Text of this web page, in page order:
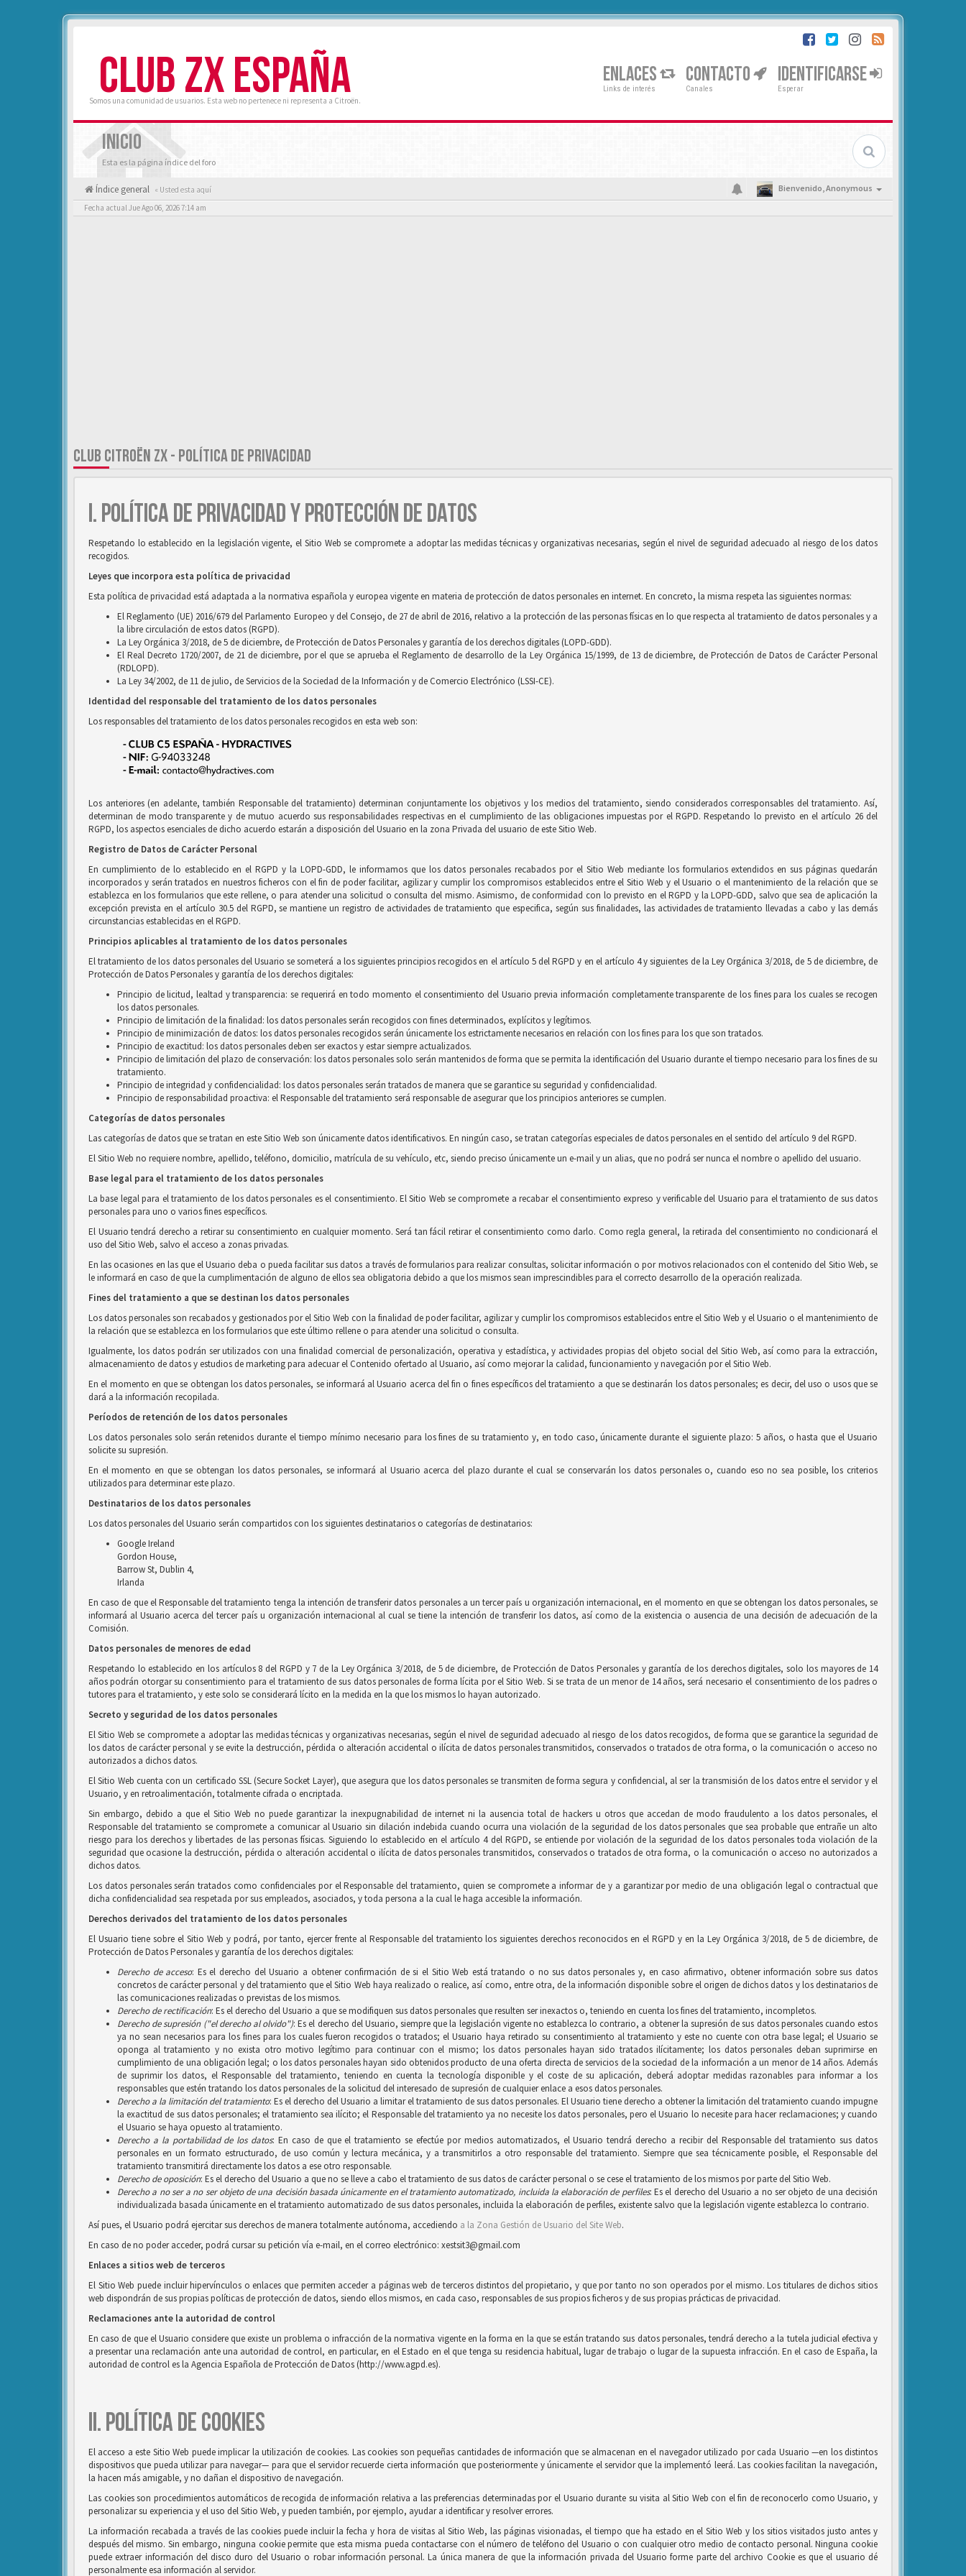
CLUB ZX ESPAÑA
Somos una comunidad de usuarios. Esta web no pertenece ni representa a Citroën.
ENLACES
Links de interés
CONTACTO
Canales
IDENTIFICARSE
Esperar
INICIO
Esta es la página índice del foro
Índice general « Usted esta aquí Bienvenido,Anonymous
Fecha actual Jue Ago 06, 2026 7:14 am
CLUB CITROËN ZX - POLÍTICA DE PRIVACIDAD
I. POLÍTICA DE PRIVACIDAD Y PROTECCIÓN DE DATOS
Respetando lo establecido en la legislación vigente, el Sitio Web se compromete a adoptar las medidas técnicas y organizativas necesarias, según el nivel de seguridad adecuado al riesgo de los datos
recogidos.
Leyes que incorpora esta política de privacidad
Esta política de privacidad está adaptada a la normativa española y europea vigente en materia de protección de datos personales en internet. En concreto, la misma respeta las siguientes normas:
El Reglamento (UE) 2016/679 del Parlamento Europeo y del Consejo, de 27 de abril de 2016, relativo a la protección de las personas físicas en lo que respecta al tratamiento de datos personales y a
la libre circulación de estos datos (RGPD).
La Ley Orgánica 3/2018, de 5 de diciembre, de Protección de Datos Personales y garantía de los derechos digitales (LOPD-GDD).
El Real Decreto 1720/2007, de 21 de diciembre, por el que se aprueba el Reglamento de desarrollo de la Ley Orgánica 15/1999, de 13 de diciembre, de Protección de Datos de Carácter Personal
(RDLOPD).
La Ley 34/2002, de 11 de julio, de Servicios de la Sociedad de la Información y de Comercio Electrónico (LSSI-CE).
Identidad del responsable del tratamiento de los datos personales
Los responsables del tratamiento de los datos personales recogidos en esta web son:
Los anteriores (en adelante, también Responsable del tratamiento) determinan conjuntamente los objetivos y los medios del tratamiento, siendo considerados corresponsables del tratamiento. Así,
determinan de modo transparente y de mutuo acuerdo sus responsabilidades respectivas en el cumplimiento de las obligaciones impuestas por el RGPD. Respetando lo previsto en el artículo 26 del
RGPD, los aspectos esenciales de dicho acuerdo estarán a disposición del Usuario en la zona Privada del usuario de este Sitio Web.
Registro de Datos de Carácter Personal
En cumplimiento de lo establecido en el RGPD y la LOPD-GDD, le informamos que los datos personales recabados por el Sitio Web mediante los formularios extendidos en sus páginas quedarán
incorporados y serán tratados en nuestros ficheros con el fin de poder facilitar, agilizar y cumplir los compromisos establecidos entre el Sitio Web y el Usuario o el mantenimiento de la relación que se
establezca en los formularios que este rellene, o para atender una solicitud o consulta del mismo. Asimismo, de conformidad con lo previsto en el RGPD y la LOPD-GDD, salvo que sea de aplicación la
excepción prevista en el artículo 30.5 del RGPD, se mantiene un registro de actividades de tratamiento que especifica, según sus finalidades, las actividades de tratamiento llevadas a cabo y las demás
circunstancias establecidas en el RGPD.
Principios aplicables al tratamiento de los datos personales
El tratamiento de los datos personales del Usuario se someterá a los siguientes principios recogidos en el artículo 5 del RGPD y en el artículo 4 y siguientes de la Ley Orgánica 3/2018, de 5 de diciembre, de
Protección de Datos Personales y garantía de los derechos digitales:
Principio de licitud, lealtad y transparencia: se requerirá en todo momento el consentimiento del Usuario previa información completamente transparente de los fines para los cuales se recogen
los datos personales.
Principio de limitación de la finalidad: los datos personales serán recogidos con fines determinados, explícitos y legítimos.
Principio de minimización de datos: los datos personales recogidos serán únicamente los estrictamente necesarios en relación con los fines para los que son tratados.
Principio de exactitud: los datos personales deben ser exactos y estar siempre actualizados.
Principio de limitación del plazo de conservación: los datos personales solo serán mantenidos de forma que se permita la identificación del Usuario durante el tiempo necesario para los fines de su
tratamiento.
Principio de integridad y confidencialidad: los datos personales serán tratados de manera que se garantice su seguridad y confidencialidad.
Principio de responsabilidad proactiva: el Responsable del tratamiento será responsable de asegurar que los principios anteriores se cumplen.
Categorías de datos personales
Las categorías de datos que se tratan en este Sitio Web son únicamente datos identificativos. En ningún caso, se tratan categorías especiales de datos personales en el sentido del artículo 9 del RGPD.
El Sitio Web no requiere nombre, apellido, teléfono, domicilio, matrícula de su vehículo, etc, siendo preciso únicamente un e-mail y un alias, que no podrá ser nunca el nombre o apellido del usuario.
Base legal para el tratamiento de los datos personales
La base legal para el tratamiento de los datos personales es el consentimiento. El Sitio Web se compromete a recabar el consentimiento expreso y verificable del Usuario para el tratamiento de sus datos
personales para uno o varios fines específicos.
El Usuario tendrá derecho a retirar su consentimiento en cualquier momento. Será tan fácil retirar el consentimiento como darlo. Como regla general, la retirada del consentimiento no condicionará el
uso del Sitio Web, salvo el acceso a zonas privadas.
En las ocasiones en las que el Usuario deba o pueda facilitar sus datos a través de formularios para realizar consultas, solicitar información o por motivos relacionados con el contenido del Sitio Web, se
le informará en caso de que la cumplimentación de alguno de ellos sea obligatoria debido a que los mismos sean imprescindibles para el correcto desarrollo de la operación realizada.
Fines del tratamiento a que se destinan los datos personales
Los datos personales son recabados y gestionados por el Sitio Web con la finalidad de poder facilitar, agilizar y cumplir los compromisos establecidos entre el Sitio Web y el Usuario o el mantenimiento de
la relación que se establezca en los formularios que este último rellene o para atender una solicitud o consulta.
Igualmente, los datos podrán ser utilizados con una finalidad comercial de personalización, operativa y estadística, y actividades propias del objeto social del Sitio Web, así como para la extracción,
almacenamiento de datos y estudios de marketing para adecuar el Contenido ofertado al Usuario, así como mejorar la calidad, funcionamiento y navegación por el Sitio Web.
En el momento en que se obtengan los datos personales, se informará al Usuario acerca del fin o fines específicos del tratamiento a que se destinarán los datos personales; es decir, del uso o usos que se
dará a la información recopilada.
Períodos de retención de los datos personales
Los datos personales solo serán retenidos durante el tiempo mínimo necesario para los fines de su tratamiento y, en todo caso, únicamente durante el siguiente plazo: 5 años, o hasta que el Usuario
solicite su supresión.
En el momento en que se obtengan los datos personales, se informará al Usuario acerca del plazo durante el cual se conservarán los datos personales o, cuando eso no sea posible, los criterios
utilizados para determinar este plazo.
Destinatarios de los datos personales
Los datos personales del Usuario serán compartidos con los siguientes destinatarios o categorías de destinatarios:
Google Ireland
Gordon House,
Barrow St, Dublin 4,
Irlanda
En caso de que el Responsable del tratamiento tenga la intención de transferir datos personales a un tercer país u organización internacional, en el momento en que se obtengan los datos personales, se
informará al Usuario acerca del tercer país u organización internacional al cual se tiene la intención de transferir los datos, así como de la existencia o ausencia de una decisión de adecuación de la
Comisión.
Datos personales de menores de edad
Respetando lo establecido en los artículos 8 del RGPD y 7 de la Ley Orgánica 3/2018, de 5 de diciembre, de Protección de Datos Personales y garantía de los derechos digitales, solo los mayores de 14
años podrán otorgar su consentimiento para el tratamiento de sus datos personales de forma lícita por el Sitio Web. Si se trata de un menor de 14 años, será necesario el consentimiento de los padres o
tutores para el tratamiento, y este solo se considerará lícito en la medida en la que los mismos lo hayan autorizado.
Secreto y seguridad de los datos personales
El Sitio Web se compromete a adoptar las medidas técnicas y organizativas necesarias, según el nivel de seguridad adecuado al riesgo de los datos recogidos, de forma que se garantice la seguridad de
los datos de carácter personal y se evite la destrucción, pérdida o alteración accidental o ilícita de datos personales transmitidos, conservados o tratados de otra forma, o la comunicación o acceso no
autorizados a dichos datos.
El Sitio Web cuenta con un certificado SSL (Secure Socket Layer), que asegura que los datos personales se transmiten de forma segura y confidencial, al ser la transmisión de los datos entre el servidor y el
Usuario, y en retroalimentación, totalmente cifrada o encriptada.
Sin embargo, debido a que el Sitio Web no puede garantizar la inexpugnabilidad de internet ni la ausencia total de hackers u otros que accedan de modo fraudulento a los datos personales, el
Responsable del tratamiento se compromete a comunicar al Usuario sin dilación indebida cuando ocurra una violación de la seguridad de los datos personales que sea probable que entrañe un alto
riesgo para los derechos y libertades de las personas físicas. Siguiendo lo establecido en el artículo 4 del RGPD, se entiende por violación de la seguridad de los datos personales toda violación de la
seguridad que ocasione la destrucción, pérdida o alteración accidental o ilícita de datos personales transmitidos, conservados o tratados de otra forma, o la comunicación o acceso no autorizados a
dichos datos.
Los datos personales serán tratados como confidenciales por el Responsable del tratamiento, quien se compromete a informar de y a garantizar por medio de una obligación legal o contractual que
dicha confidencialidad sea respetada por sus empleados, asociados, y toda persona a la cual le haga accesible la información.
Derechos derivados del tratamiento de los datos personales
El Usuario tiene sobre el Sitio Web y podrá, por tanto, ejercer frente al Responsable del tratamiento los siguientes derechos reconocidos en el RGPD y en la Ley Orgánica 3/2018, de 5 de diciembre, de
Protección de Datos Personales y garantía de los derechos digitales:
Derecho de acceso: Es el derecho del Usuario a obtener confirmación de si el Sitio Web está tratando o no sus datos personales y, en caso afirmativo, obtener información sobre sus datos
concretos de carácter personal y del tratamiento que el Sitio Web haya realizado o realice, así como, entre otra, de la información disponible sobre el origen de dichos datos y los destinatarios de
las comunicaciones realizadas o previstas de los mismos.
Derecho de rectificación: Es el derecho del Usuario a que se modifiquen sus datos personales que resulten ser inexactos o, teniendo en cuenta los fines del tratamiento, incompletos.
Derecho de supresión ("el derecho al olvido"): Es el derecho del Usuario, siempre que la legislación vigente no establezca lo contrario, a obtener la supresión de sus datos personales cuando estos
ya no sean necesarios para los fines para los cuales fueron recogidos o tratados; el Usuario haya retirado su consentimiento al tratamiento y este no cuente con otra base legal; el Usuario se
oponga al tratamiento y no exista otro motivo legítimo para continuar con el mismo; los datos personales hayan sido tratados ilícitamente; los datos personales deban suprimirse en
cumplimiento de una obligación legal; o los datos personales hayan sido obtenidos producto de una oferta directa de servicios de la sociedad de la información a un menor de 14 años. Además
de suprimir los datos, el Responsable del tratamiento, teniendo en cuenta la tecnología disponible y el coste de su aplicación, deberá adoptar medidas razonables para informar a los
responsables que estén tratando los datos personales de la solicitud del interesado de supresión de cualquier enlace a esos datos personales.
Derecho a la limitación del tratamiento: Es el derecho del Usuario a limitar el tratamiento de sus datos personales. El Usuario tiene derecho a obtener la limitación del tratamiento cuando impugne
la exactitud de sus datos personales; el tratamiento sea ilícito; el Responsable del tratamiento ya no necesite los datos personales, pero el Usuario lo necesite para hacer reclamaciones; y cuando
el Usuario se haya opuesto al tratamiento.
Derecho a la portabilidad de los datos: En caso de que el tratamiento se efectúe por medios automatizados, el Usuario tendrá derecho a recibir del Responsable del tratamiento sus datos
personales en un formato estructurado, de uso común y lectura mecánica, y a transmitirlos a otro responsable del tratamiento. Siempre que sea técnicamente posible, el Responsable del
tratamiento transmitirá directamente los datos a ese otro responsable.
Derecho de oposición: Es el derecho del Usuario a que no se lleve a cabo el tratamiento de sus datos de carácter personal o se cese el tratamiento de los mismos por parte del Sitio Web.
Derecho a no ser a no ser objeto de una decisión basada únicamente en el tratamiento automatizado, incluida la elaboración de perfiles: Es el derecho del Usuario a no ser objeto de una decisión
individualizada basada únicamente en el tratamiento automatizado de sus datos personales, incluida la elaboración de perfiles, existente salvo que la legislación vigente establezca lo contrario.
Así pues, el Usuario podrá ejercitar sus derechos de manera totalmente autónoma, accediendo a la Zona Gestión de Usuario del Site Web.
En caso de no poder acceder, podrá cursar su petición vía e-mail, en el correo electrónico: xestsit3@gmail.com
Enlaces a sitios web de terceros
El Sitio Web puede incluir hipervínculos o enlaces que permiten acceder a páginas web de terceros distintos del propietario, y que por tanto no son operados por el mismo. Los titulares de dichos sitios
web dispondrán de sus propias políticas de protección de datos, siendo ellos mismos, en cada caso, responsables de sus propios ficheros y de sus propias prácticas de privacidad.
Reclamaciones ante la autoridad de control
En caso de que el Usuario considere que existe un problema o infracción de la normativa vigente en la forma en la que se están tratando sus datos personales, tendrá derecho a la tutela judicial efectiva y
a presentar una reclamación ante una autoridad de control, en particular, en el Estado en el que tenga su residencia habitual, lugar de trabajo o lugar de la supuesta infracción. En el caso de España, la
autoridad de control es la Agencia Española de Protección de Datos (http://www.agpd.es).
II. POLÍTICA DE COOKIES
El acceso a este Sitio Web puede implicar la utilización de cookies. Las cookies son pequeñas cantidades de información que se almacenan en el navegador utilizado por cada Usuario —en los distintos
dispositivos que pueda utilizar para navegar— para que el servidor recuerde cierta información que posteriormente y únicamente el servidor que la implementó leerá. Las cookies facilitan la navegación,
la hacen más amigable, y no dañan el dispositivo de navegación.
Las cookies son procedimientos automáticos de recogida de información relativa a las preferencias determinadas por el Usuario durante su visita al Sitio Web con el fin de reconocerlo como Usuario, y
personalizar su experiencia y el uso del Sitio Web, y pueden también, por ejemplo, ayudar a identificar y resolver errores.
La información recabada a través de las cookies puede incluir la fecha y hora de visitas al Sitio Web, las páginas visionadas, el tiempo que ha estado en el Sitio Web y los sitios visitados justo antes y
después del mismo. Sin embargo, ninguna cookie permite que esta misma pueda contactarse con el número de teléfono del Usuario o con cualquier otro medio de contacto personal. Ninguna cookie
puede extraer información del disco duro del Usuario o robar información personal. La única manera de que la información privada del Usuario forme parte del archivo Cookie es que el usuario dé
personalmente esa información al servidor.